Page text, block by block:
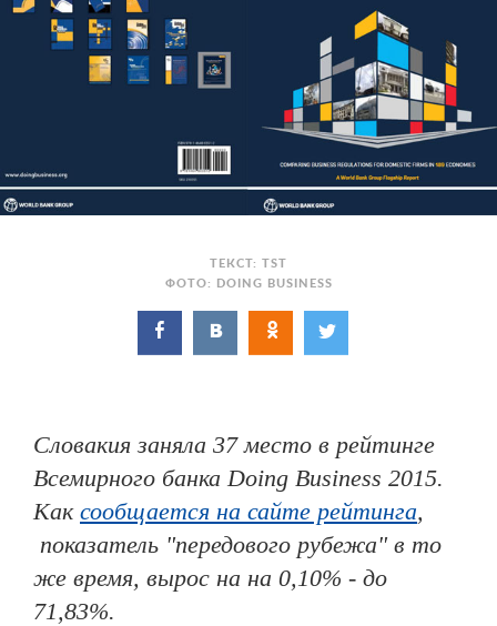
ТЕКСТ: TST
ФОТО: DOING BUSINESS
Словакия заняла 37 место в рейтинге
Всемирного банка Doing Business 2015.
Как сообщается на сайте рейтинга,
показатель "передового рубежа" в то
же время, вырос на на 0,10% - до
71,83%.